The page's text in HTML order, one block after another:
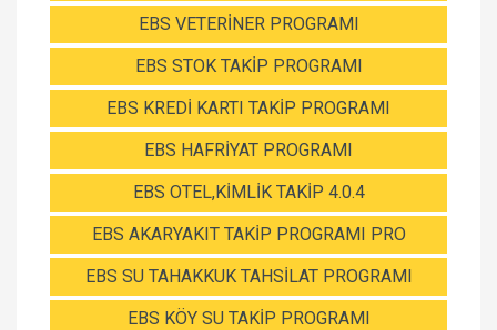
EBS VETERİNER PROGRAMI
EBS STOK TAKİP PROGRAMI
EBS KREDİ KARTI TAKİP PROGRAMI
EBS HAFRİYAT PROGRAMI
EBS OTEL,KİMLİK TAKİP 4.0.4
EBS AKARYAKIT TAKİP PROGRAMI PRO
EBS SU TAHAKKUK TAHSİLAT PROGRAMI
EBS KÖY SU TAKİP PROGRAMI